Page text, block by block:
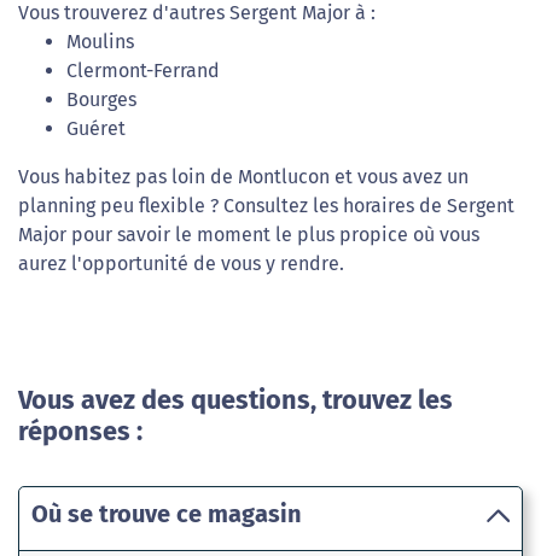
Vous trouverez d'autres Sergent Major à :
Moulins
Clermont-Ferrand
Bourges
Guéret
Vous habitez pas loin de Montlucon et vous avez un
planning peu flexible ? Consultez les horaires de Sergent
Major pour savoir le moment le plus propice où vous
aurez l'opportunité de vous y rendre.
Vous avez des questions, trouvez les
réponses :
Où se trouve ce magasin